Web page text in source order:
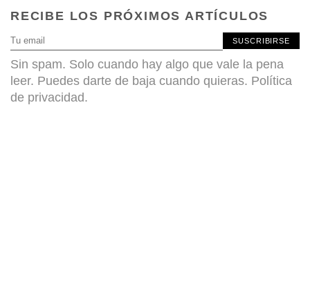
RECIBE LOS PRÓXIMOS ARTÍCULOS
SUSCRIBIRSE
Sin spam. Solo cuando hay algo que vale la pena
leer. Puedes darte de baja cuando quieras. Política
de privacidad.